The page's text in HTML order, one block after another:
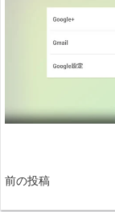
前の投稿